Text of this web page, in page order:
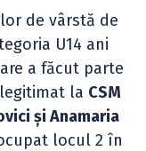
de vârstă de
U14 ani
a făcut parte
la CSM
și Anamaria
locul 2 în